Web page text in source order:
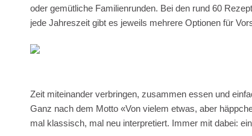
oder gemütliche Familienrunden. Bei den rund 60
jede Jahreszeit gibt es jeweils mehrere Optionen für
Zeit miteinander verbringen, zusammen essen und
Ganz nach dem Motto «Von vielem etwas, aber
mal klassisch, mal neu interpretiert. Immer mit dabei: